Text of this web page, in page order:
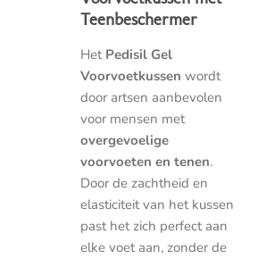
Teenbeschermer
Het Pedisil Gel
Voorvoetkussen wordt
door artsen aanbevolen
voor mensen met
overgevoelige
voorvoeten en tenen.
Door de zachtheid en
elasticiteit van het kussen
past het zich perfect aan
elke voet aan, zonder de